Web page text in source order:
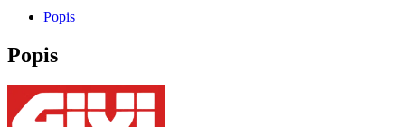
tašky
EA101C
+
Remove
X
Popis
Popis